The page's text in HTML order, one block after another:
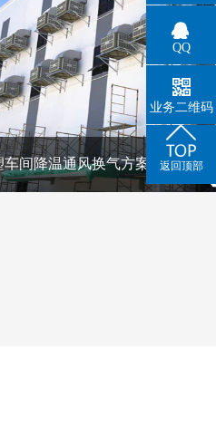
车间降温通风换气方案
QQ
业务二维码
返回顶部